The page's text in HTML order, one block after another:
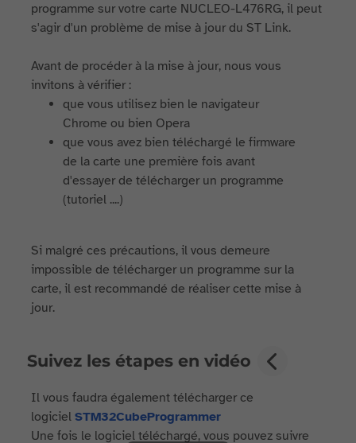
programme sur votre carte NUCLEO-L476RG, il peut
s'agir d'un problème de mise à jour du ST Link.
Avant de procéder à la mise à jour, nous vous
invitons à vérifier :
que vous utilisez bien le navigateur
Chrome ou bien Opera
que vous avez bien téléchargé le firmware
de la carte une première fois avant
d'essayer de télécharger un programme
(tutoriel ....)
Si malgré ces précautions, il vous demeure
impossible de télécharger un programme sur la
carte, il est recommandé de réaliser cette mise à
jour.
Suivez les étapes en vidéo
Il vous faudra également télécharger ce
logicielSTM32CubeProgrammer
Une fois le logiciel téléchargé, vous pouvez suivre